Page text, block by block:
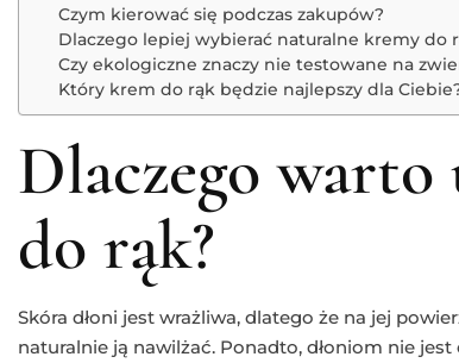
Czym kierować się podczas zakupów?
Dlaczego lepiej wybierać naturalne kremy do
Czy ekologiczne znaczy nie testowane na
Który krem do rąk będzie najlepszy dla
Dlaczego
do rąk?
Skóra dłoni jest wrażliwa, dlatego że na jej
naturalnie ją nawilżać. Ponadto, dłoniom nie